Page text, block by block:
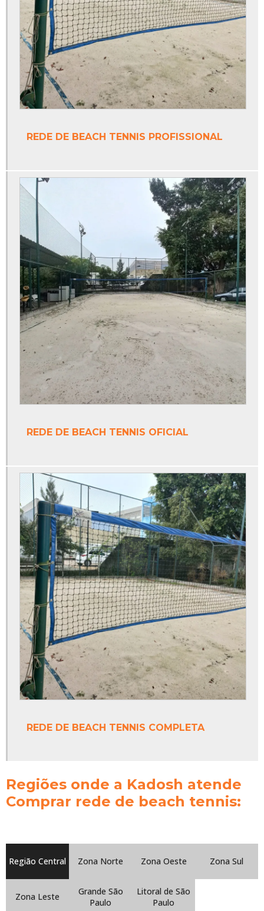
Fabricante de tinta epóxi
Fabricante de tinta epóxi piso
Fabricantes de redes de tenis
Fabricantes de tintas poliuretano
Piso monolítico área externa
Piso monolítico borracha
Piso monolítico emborrachado
Piso monolítico epóxi
Piso monolítico externo
Piso monolítico para playground
Piso para quadra poliesportiva
Poste de vôlei oficial
Poste de vôlei profissional
Poste para rede de vôlei
Poste para rede de vôlei oficial
Poste para rede de voleibol
Poste para vôlei
Poste para vôlei de quadra
Poste para voleibol
Preço da tinta epóxi
Preço de trave de futebol de campo
Preço tabela de basquete oficial em acrílico
Preço tinta epóxi para quadras esportivas
Rede de beach tennis
Rede de beach tennis oficial
Rede de beach tennis profissional
Rede de tênis preço
REDE DE BEACH TENNIS PROFISSIONAL
REDE DE BEACH TENNIS OFICIAL
REDE DE BEACH TENNIS COMPLETA
Regiões onde a Kadosh atende
Comprar rede de beach tennis:
Região Central Zona Norte Zona Oeste Zona Sul
Zona Leste
Grande São
Paulo
Litoral de São
Paulo